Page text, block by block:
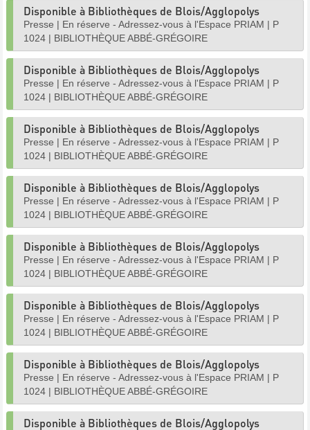
Disponible à Bibliothèques de Blois/Agglopolys
Presse | En réserve - Adressez-vous à l'Espace PRIAM | P
1024 | BIBLIOTHÈQUE ABBÉ-GRÉGOIRE
Disponible à Bibliothèques de Blois/Agglopolys
Presse | En réserve - Adressez-vous à l'Espace PRIAM | P
1024 | BIBLIOTHÈQUE ABBÉ-GRÉGOIRE
Disponible à Bibliothèques de Blois/Agglopolys
Presse | En réserve - Adressez-vous à l'Espace PRIAM | P
1024 | BIBLIOTHÈQUE ABBÉ-GRÉGOIRE
Disponible à Bibliothèques de Blois/Agglopolys
Presse | En réserve - Adressez-vous à l'Espace PRIAM | P
1024 | BIBLIOTHÈQUE ABBÉ-GRÉGOIRE
Disponible à Bibliothèques de Blois/Agglopolys
Presse | En réserve - Adressez-vous à l'Espace PRIAM | P
1024 | BIBLIOTHÈQUE ABBÉ-GRÉGOIRE
Disponible à Bibliothèques de Blois/Agglopolys
Presse | En réserve - Adressez-vous à l'Espace PRIAM | P
1024 | BIBLIOTHÈQUE ABBÉ-GRÉGOIRE
Disponible à Bibliothèques de Blois/Agglopolys
Presse | En réserve - Adressez-vous à l'Espace PRIAM | P
1024 | BIBLIOTHÈQUE ABBÉ-GRÉGOIRE
Disponible à Bibliothèques de Blois/Agglopolys